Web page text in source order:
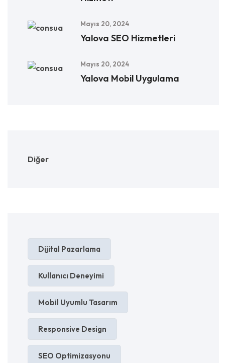
Mayıs 20, 2024
Yalova SEO Hizmetleri
Mayıs 20, 2024
Yalova Mobil Uygulama
Diğer
Dijital Pazarlama
Kullanıcı Deneyimi
Mobil Uyumlu Tasarım
Responsive Design
SEO Optimizasyonu